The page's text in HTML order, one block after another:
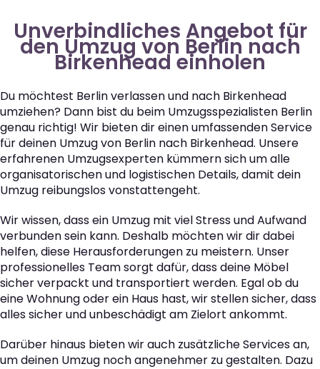
Unverbindliches Angebot für
den Umzug von Berlin nach
Birkenhead einholen
Du möchtest Berlin verlassen und nach Birkenhead
umziehen? Dann bist du beim Umzugsspezialisten Berlin
genau richtig! Wir bieten dir einen umfassenden Service
für deinen Umzug von Berlin nach Birkenhead. Unsere
erfahrenen Umzugsexperten kümmern sich um alle
organisatorischen und logistischen Details, damit dein
Umzug reibungslos vonstattengeht.
Wir wissen, dass ein Umzug mit viel Stress und Aufwand
verbunden sein kann. Deshalb möchten wir dir dabei
helfen, diese Herausforderungen zu meistern. Unser
professionelles Team sorgt dafür, dass deine Möbel
sicher verpackt und transportiert werden. Egal ob du
eine Wohnung oder ein Haus hast, wir stellen sicher, dass
alles sicher und unbeschädigt am Zielort ankommt.
Darüber hinaus bieten wir auch zusätzliche Services an,
um deinen Umzug noch angenehmer zu gestalten. Dazu